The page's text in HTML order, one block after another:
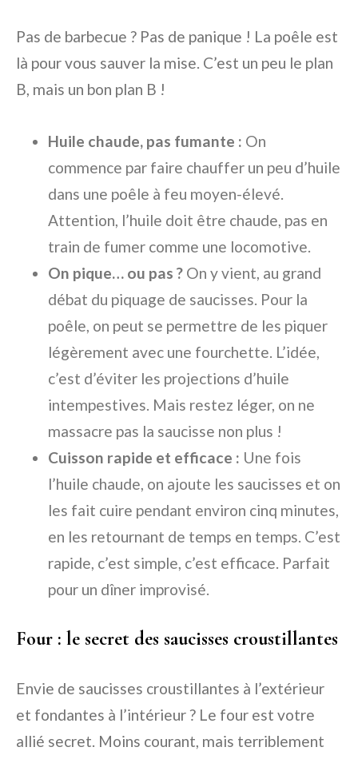
Pas de barbecue ? Pas de panique ! La poêle est
là pour vous sauver la mise. C’est un peu le plan
B, mais un bon plan B !
Huile chaude, pas fumante : On
commence par faire chauffer un peu d’huile
dans une poêle à feu moyen-élevé.
Attention, l’huile doit être chaude, pas en
train de fumer comme une locomotive.
On pique… ou pas ? On y vient, au grand
débat du piquage de saucisses. Pour la
poêle, on peut se permettre de les piquer
légèrement avec une fourchette. L’idée,
c’est d’éviter les projections d’huile
intempestives. Mais restez léger, on ne
massacre pas la saucisse non plus !
Cuisson rapide et efficace : Une fois
l’huile chaude, on ajoute les saucisses et on
les fait cuire pendant environ cinq minutes,
en les retournant de temps en temps. C’est
rapide, c’est simple, c’est efficace. Parfait
pour un dîner improvisé.
Four : le secret des saucisses croustillantes
Envie de saucisses croustillantes à l’extérieur
et fondantes à l’intérieur ? Le four est votre
allié secret. Moins courant, mais terriblement